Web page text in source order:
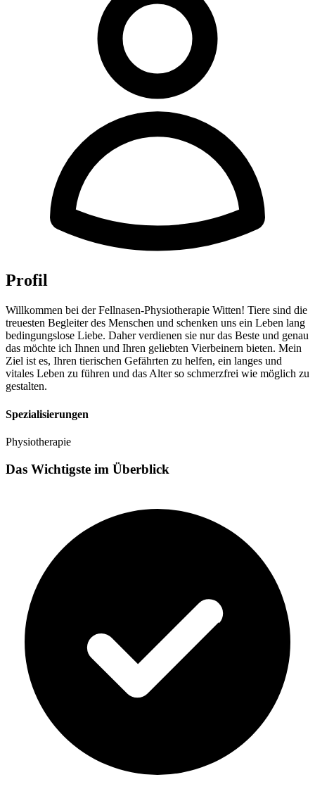
Profil
Willkommen bei der Fellnasen-Physiotherapie Witten! Tiere sind die
treuesten Begleiter des Menschen und schenken uns ein Leben lang
bedingungslose Liebe. Daher verdienen sie nur das Beste und genau
das möchte ich Ihnen und Ihren geliebten Vierbeinern bieten. Mein
Ziel ist es, Ihren tierischen Gefährten zu helfen, ein langes und
vitales Leben zu führen und das Alter so schmerzfrei wie möglich zu
gestalten.
Spezialisierungen
Physiotherapie
Das Wichtigste im Überblick